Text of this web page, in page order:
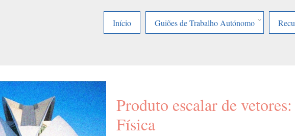
Início
Guiões de Trabalho Autónomo
Produto escalar de
Física